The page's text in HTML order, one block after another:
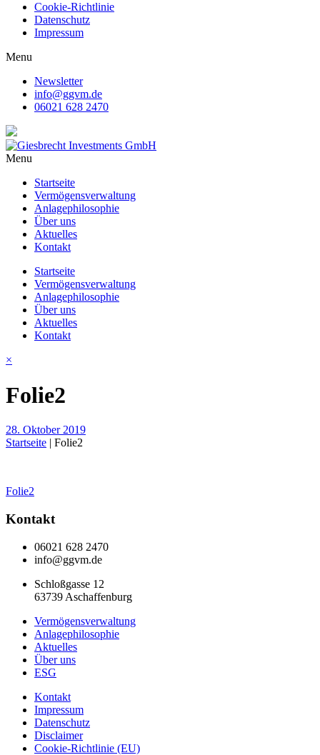
Cookie-Richtlinie
Datenschutz
Impressum
Menu
Newsletter
info@ggvm.de
06021 628 2470
Menu
Startseite
Vermögensverwaltung
Anlagephilosophie
Über uns
Aktuelles
Kontakt
Startseite
Vermögensverwaltung
Anlagephilosophie
Über uns
Aktuelles
Kontakt
×
Folie2
28. Oktober 2019
Startseite | Folie2
Beitragsnavigation
Folie2
Kontakt
06021 628 2470
info@ggvm.de
Schloßgasse 12
63739 Aschaffenburg
Vermögensverwaltung
Anlagephilosophie
Aktuelles
Über uns
ESG
Kontakt
Impressum
Datenschutz
Disclaimer
Cookie-Richtlinie (EU)